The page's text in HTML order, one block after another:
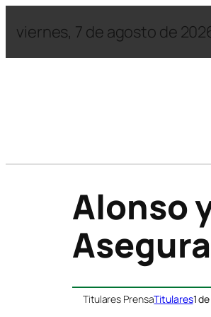
viernes, 7 de agosto de
Alonso
Titulares PrensaTitulares1